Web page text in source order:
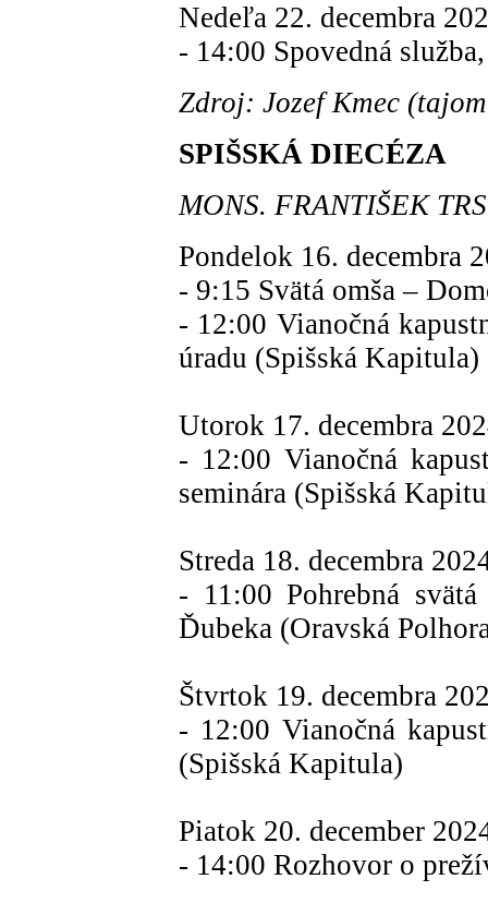
Nedeľa 22. decembra
- 14:00 Spovedná
Zdroj: Jozef Kmec
SPIŠSKÁ DIECÉZA
MONS. FRANTIŠEK
Pondelok 16. decembra
- 9:15 Svätá omša –
- 12:00 Vianočná
úradu (Spišská Kapitula)
Utorok 17. decembra
- 12:00 Vianočná
seminára (Spišská
Streda 18. decembra
- 11:00 Pohrebná
Ďubeka (Oravská
Štvrtok 19. decembra
- 12:00 Vianočná
(Spišská Kapitula)
Piatok 20. december
- 14:00 Rozhovor o